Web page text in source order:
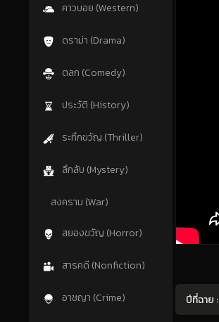
คาวบอย (Western)
ดราม่า (Drama)
ตลก (Comedy)
ประวัติ (History)
ระทึกขวัญ (Thriller)
ลึกลับ (Mystery)
สงคราม (War)
สยองขวัญ (Horror)
สารคดี (Nonfiction)
อาชญา (Crime) ปีที่ฉาย :